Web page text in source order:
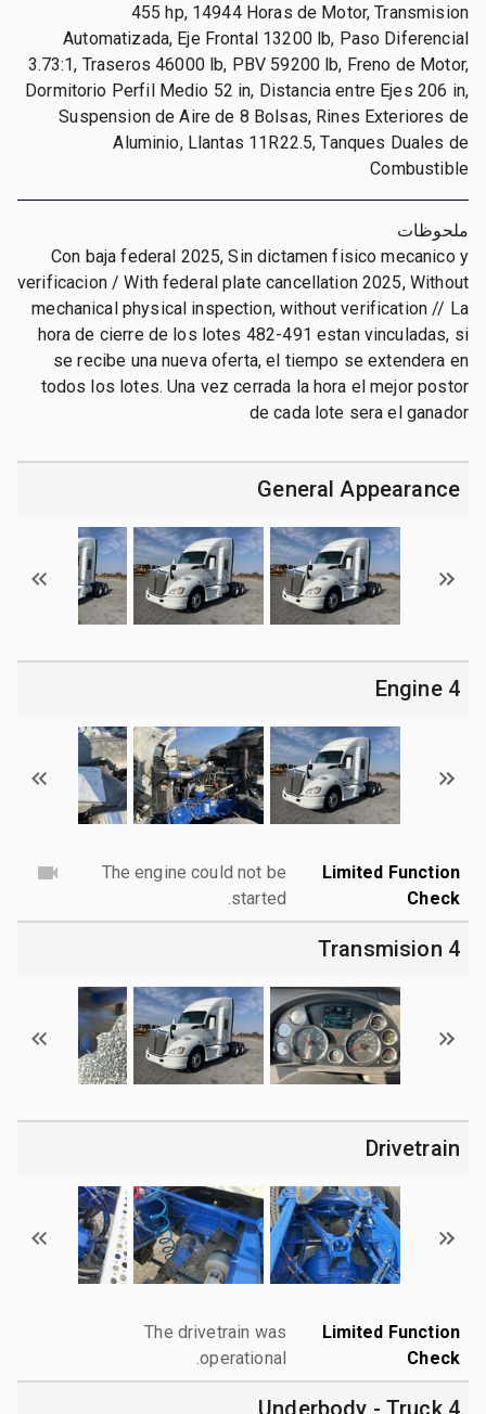
455 hp, 14944 Horas de Motor, Transmision
Automatizada, Eje Frontal 13200 lb, Paso Diferencial
3.73:1, Traseros 46000 lb, PBV 59200 lb, Freno de Motor,
Dormitorio Perfil Medio 52 in, Distancia entre Ejes 206 in,
Suspension de Aire de 8 Bolsas, Rines Exteriores de
Aluminio, Llantas 11R22.5, Tanques Duales de
Combustible
ملحوظات
Con baja federal 2025, Sin dictamen fisico mecanico y
verificacion / With federal plate cancellation 2025, Without
mechanical physical inspection, without verification // La
hora de cierre de los lotes 482-491 estan vinculadas, si
se recibe una nueva oferta, el tiempo se extendera en
todos los lotes. Una vez cerrada la hora el mejor postor
de cada lote sera el ganador
General Appearance
4 Engine
Limited Function
Check
The engine could not be
started.
4 Transmision
Drivetrain
Limited Function
Check
The drivetrain was
operational.
4 Underbody - Truck